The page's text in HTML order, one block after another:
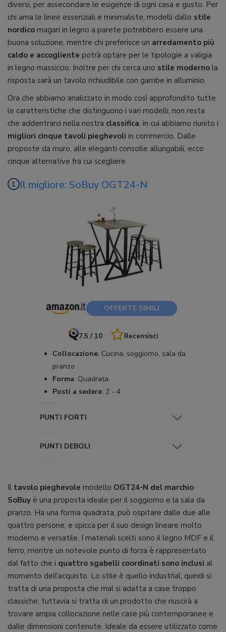
diversi, per assecondare le esigenze di ogni casa e gusto. Per
chi ama le linee essenziali e minimaliste, modelli dallo stile
nordico magari in legno a parete potrebbero essere una
buona soluzione, mentre chi preferisce un arredamento più
caldo e accogliente potrà optare per le tipologie a valigia
in legno massiccio. Inoltre per chi cerca uno stile moderno la
risposta sarà un tavolo richiudibile con gambe in alluminio.
Ora che abbiamo analizzato in modo così approfondito tutte
le caratteristiche che distinguono i vari modelli, non resta
che addentrarci nella nostra classifica, in cui abbiamo riunito i
migliori cinque tavoli pieghevoli in commercio. Dalle
proposte da muro, alle eleganti consolle allungabili, ecco
cinque alternative fra cui scegliere.
Il migliore: SoBuy OGT24-N
OFFERTE SIMILI
7.5 / 10 Recensisci
Collocazione: Cucina, soggiorno, sala da
pranzo
Forma: Quadrata
Posti a sedere: 2 - 4
PUNTI FORTI
PUNTI DEBOLI
Il tavolo pieghevole modello OGT24-N del marchio
SoBuy è una proposta ideale per il soggiorno e la sala da
pranzo. Ha una forma quadrata, può ospitare dalle due alle
quattro persone, e spicca per il suo design lineare molto
moderno e versatile. I materiali scelti sono il legno MDF e il
ferro, mentre un notevole punto di forza è rappresentato
dal fatto che i quattro sgabelli coordinati sono inclusi al
momento dell'acquisto. Lo stile è quello industrial, quindi si
tratta di una proposta che mal si adatta a case troppo
classiche, tuttavia si tratta di un prodotto che riuscirà a
trovare ampia collocazione nelle case più contemporanee e
dalle dimensioni contenute. Ideale da essere utilizzato come